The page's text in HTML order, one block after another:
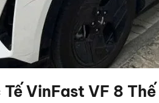
VinFast VF 8